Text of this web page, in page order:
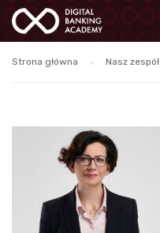
Strona główna Nasz zespół